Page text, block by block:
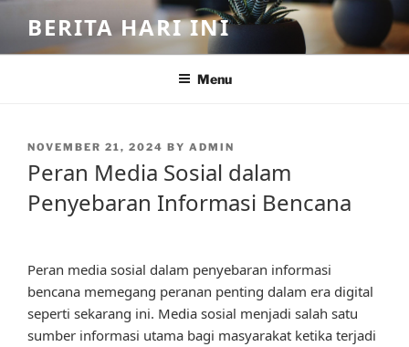
content
BERITA HARI INI
Menu
POSTED
NOVEMBER 21, 2024 BY ADMIN
Peran Media Sosial dalam
Penyebaran Informasi Bencana
Peran media sosial dalam penyebaran informasi
bencana memegang peranan penting dalam era digital
seperti sekarang ini. Media sosial menjadi salah satu
sumber informasi utama bagi masyarakat ketika terjadi